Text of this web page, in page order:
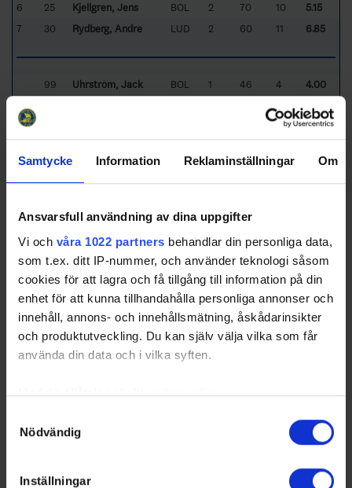
Samtycke Information Reklaminställningar Om
Ansvarsfull användning av dina uppgifter
Vi och våra 1022 partners behandlar din personliga data,
som t.ex. ditt IP-nummer, och använder teknologi såsom
cookies för att lagra och få tillgång till information på din
enhet för att kunna tillhandahålla personliga annonser och
innehåll, annons- och innehållsmätning, åskådarinsikter
och produktutveckling. Du kan själv välja vilka som får
använda din data och i vilka syften.
Med din tillåtelse skulle vi även vilja:
kan ha en noggrannhet på upp till flera meter
Nödvändig
Inställningar
6
25 Kjellgren, Jens BOL 2 70 10
5.15
7
30 Rydberg, Andre LUD 2 60 11 6.85
99 Uhrström, Jack BOL 1 46 4
4.00
10.16
33.64
Saves%
Only goalies who particated more than 40% of their teams total
Winning Shots are excluded in Leading Goalies.
HÄR- Häradsbygdens
Sportsällskap
LIN- Lindefallets SK
LUD - Ludvika Hockey Förening OHC - Ockelbo HC
Swehockey – Svenska Ishockeyförbundets officiella app
och statistik för samtliga ishockeyserier som spelas i
egna favoritlag i appen. För dina favoritlag kan du